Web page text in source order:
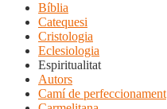
Bíblia
Catequesi
Cristologia
Eclesiologia
Espiritualitat
Autors
Camí de perfeccionament